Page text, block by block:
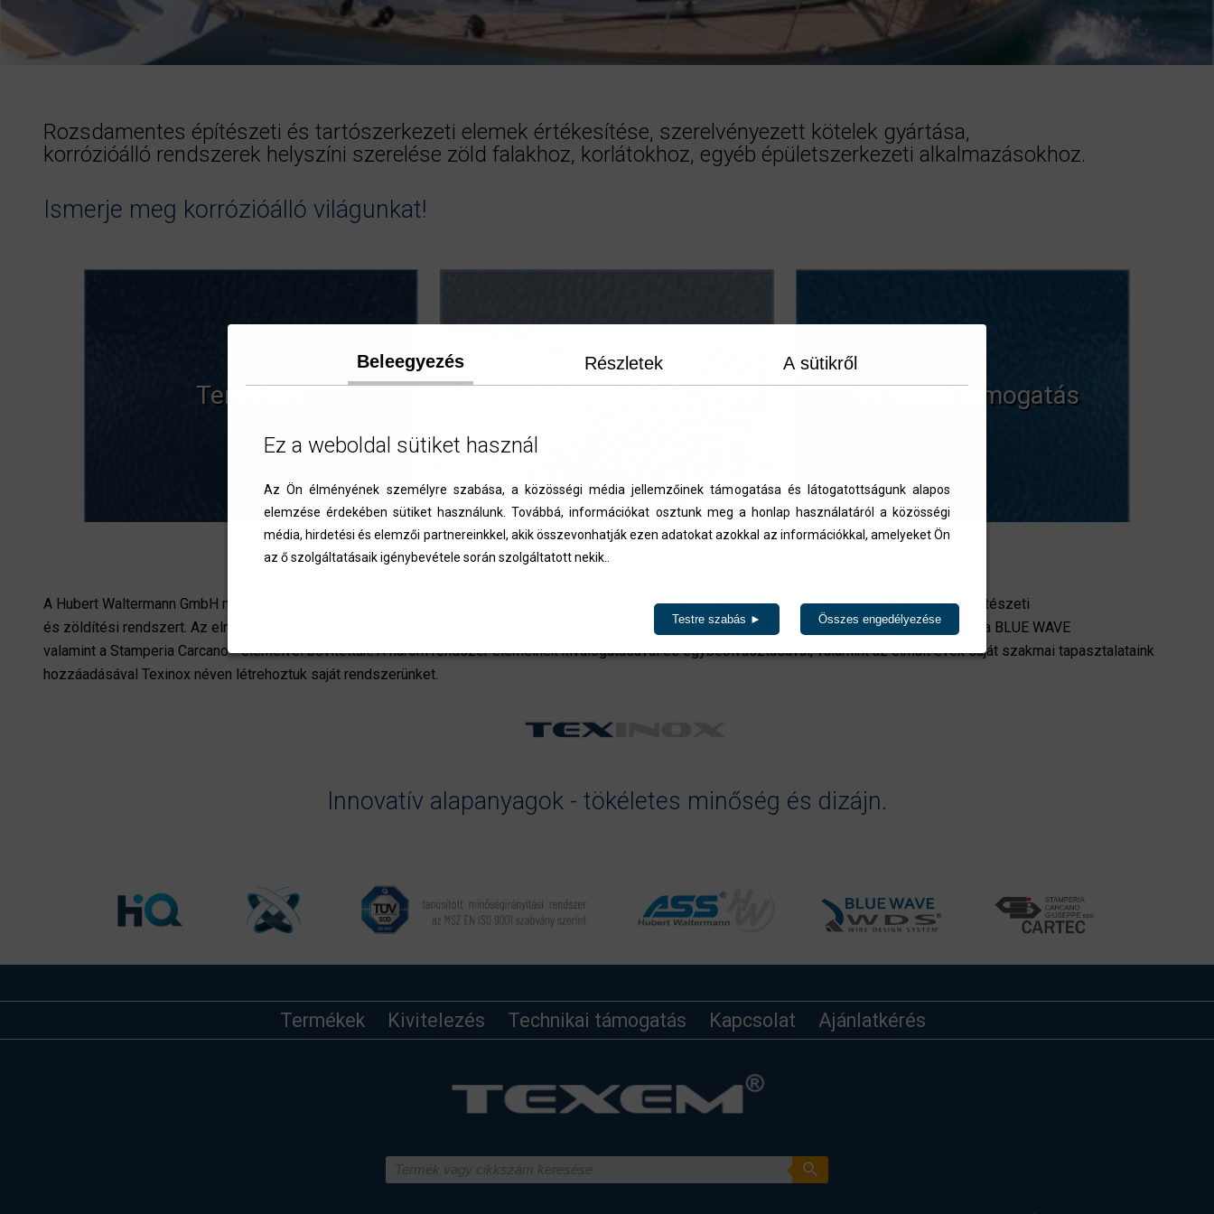
Rozsdamentes építészeti és tartószerkezeti elemek értékesítése, szerelvényezett kötelek gyártása,
korrózióálló rendszerek helyszíni szerelése zöld falakhoz, korlátokhoz, egyéb épületszerkezeti alkalmazásokhoz.
Ismerje meg korrózióálló világunkat!
Termékek Kivitelezés Technikai támogatás
A Hubert Waltermann GmbH magyarországi képviselőjeként hazánkban elsőként 1996-ban mutattuk be az Architektur Seil System (ASS) komplett építészeti
és zöldítési rendszert. Az elmúlt évek piaci folyamataihoz és a szélesebb vevői igényekhez igazodva, az ASS rendszert más rendszerekkel - minta a BLUE WAVE
valamint a Stamperia Carcano - elemeivel bővítettük. A három rendszer elemeinek kiválogatásával és egybeolvasztásával, valamint az elmúlt évek saját szakmai tapasztalataink
hozzáadásával Texinox néven létrehoztuk saját rendszerünket.
Innovatív alapanyagok - tökéletes minőség és dizájn.
Termékek Kivitelezés Technikai támogatás Kapcsolat Ajánlatkérés
Beleegyezés Részletek A sütikről
Ez a weboldal sütiket használ
Az Ön élményének személyre szabása, a közösségi média jellemzőinek támogatása és látogatottságunk alapos
elemzése érdekében sütiket használunk. Továbbá, információkat osztunk meg a honlap használatáról a közösségi
média, hirdetési és elemzői partnereinkkel, akik összevonhatják ezen adatokat azokkal az információkkal, amelyeket Ön
az ő szolgáltatásaik igénybevétele során szolgáltatott nekik..
Testre szabás ► Összes engedélyezése